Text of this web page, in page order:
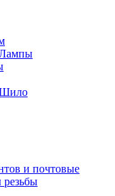
и почтовые